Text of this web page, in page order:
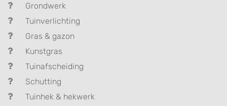
Grondwerk
Tuinverlichting
Gras & gazon
Kunstgras
Tuinafscheiding
Schutting
Tuinhek & hekwerk